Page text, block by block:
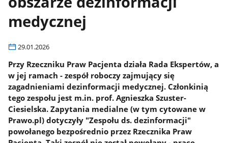
medycznej
29.01.2026
Przy Rzeczniku Praw Pacjenta działa Rada Ekspertów, a
w jej ramach - zespół roboczy zajmujący się
zagadnieniami dezinformacji medycznej. Członkinią
tego zespołu jest m.in. prof. Agnieszka Szuster-
Ciesielska. Zapytania medialne (w tym cytowane w
Prawo.pl) dotyczyły "Zespołu ds. dezinformacji"
powołanego bezpośrednio przez Rzecznika Praw